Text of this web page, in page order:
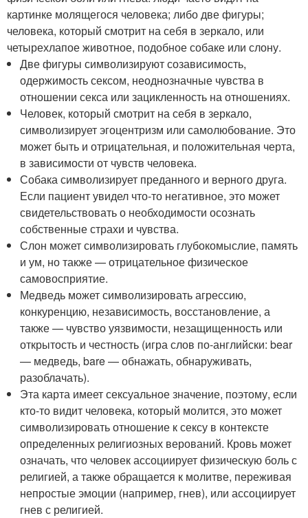
картинке молящегося человека; либо две фигуры;
человека, который смотрит на себя в зеркало, или
четырехлапое животное, подобное собаке или слону.
Две фигуры символизируют созависимость,
одержимость сексом, неоднозначные чувства в
отношении секса или зацикленность на отношениях.
Человек, который смотрит на себя в зеркало,
символизирует эгоцентризм или самолюбование. Это
может быть и отрицательная, и положительная черта,
в зависимости от чувств человека.
Собака символизирует преданного и верного друга.
Если пациент увидел что-то негативное, это может
свидетельствовать о необходимости осознать
собственные страхи и чувства.
Слон может символизировать глубокомыслие, память
и ум, но также — отрицательное физическое
самовосприятие.
Медведь может символизировать агрессию,
конкуренцию, независимость, восстановление, а
также — чувство уязвимости, незащищенность или
открытость и честность (игра слов по-английски: bear
— медведь, bare — обнажать, обнаруживать,
разоблачать).
Эта карта имеет сексуальное значение, поэтому, если
кто-то видит человека, который молится, это может
символизировать отношение к сексу в контексте
определенных религиозных верований. Кровь может
означать, что человек ассоциирует физическую боль с
религией, а также обращается к молитве, переживая
непростые эмоции (например, гнев), или ассоциирует
гнев с религией.